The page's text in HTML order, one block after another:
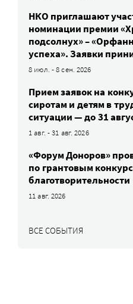
НКО приглашают
номинации премии
подсолнух» –
успеха». Заявки
8 июл. - 8 сен. 2026
Прием заявок на
сиротам и детям в
ситуации — до 31
1 авг. - 31 авг. 2026
«Форум Доноров»
по грантовым
благотворительности
11 авг. 2026
ВСЕ СОБЫТИЯ